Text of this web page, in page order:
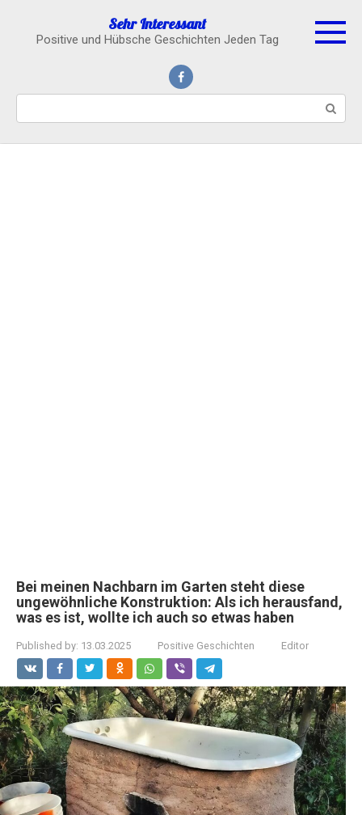
content
Sehr Interessant
Positive und Hübsche Geschichten Jeden Tag
Bei meinen Nachbarn im Garten steht diese
ungewöhnliche Konstruktion: Als ich herausfand,
was es ist, wollte ich auch so etwas haben
Published by: 13.03.2025 Positive Geschichten Editor